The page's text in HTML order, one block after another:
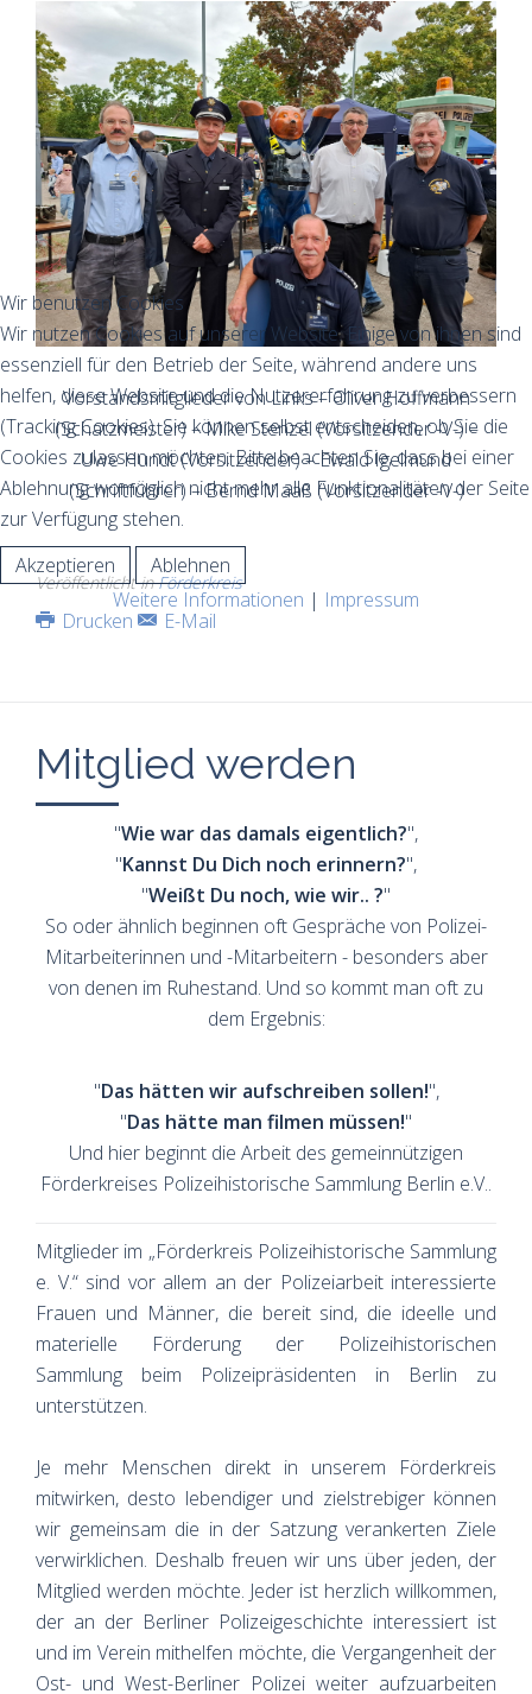
Vorstandsmitglieder von Links – Oliver Hoffmann
(Schatzmeister) – Mike Stenzel (Vorsitzender -V-) –
Uwe Hundt (Vorsitzender) – Ewald Igelmund
(Schriftführer) – Bernd Maaß (Vorsitzender -V-)
Veröffentlicht inFörderkreis
Drucken E-Mail
Mitglied werden
"Wie war das damals eigentlich?",
"Kannst Du Dich noch erinnern?",
"Weißt Du noch, wie wir.. ?"
So oder ähnlich beginnen oft Gespräche von Po­lizei-
Mitarbeiterinnen und -Mitarbeitern - besonders aber
von denen im Ruhestand. Und so kommt man oft zu
dem Ergebnis:
"Das hätten wir aufschreiben sollen!",
"Das hätte man filmen müssen!"
Und hier be­ginnt die Arbeit des gemeinnützigen
Förderkreises Polizeihistorische Sammlung Berlin e.V..
Mitglieder im „Förderkreis Polizeihistorische Sammlung
e. V.“ sind vor allem an der Polizeiarbeit interessierte
Frauen und Männer, die bereit sind, die ideelle und
materielle Förderung der Polizeihistorischen
Sammlung beim Polizeipräsidenten in Berlin zu
unterstützen.
Je mehr Menschen direkt in unserem Förderkreis
mitwirken, desto lebendiger und zielstrebiger können
wir gemeinsam die in der Satzung verankerten Ziele
verwirklichen. Deshalb freuen wir uns über jeden, der
Mitglied werden möchte. Jeder ist herzlich willkommen,
der an der Berliner Polizeigeschichte interessiert ist
und im Verein mithelfen möchte, die Vergangenheit der
Ost- und West-Berliner Polizei weiter aufzuarbeiten
Wir benutzen Cookies
Wir nutzen Cookies auf unserer Website. Einige von ihnen sind
essenziell für den Betrieb der Seite, während andere uns
helfen, diese Website und die Nutzererfahrung zu verbessern
(Tracking Cookies). Sie können selbst entscheiden, ob Sie die
Cookies zulassen möchten. Bitte beachten Sie, dass bei einer
Ablehnung womöglich nicht mehr alle Funktionalitäten der Seite
zur Verfügung stehen.
Akzeptieren
Ablehnen
Weitere Informationen | Impressum